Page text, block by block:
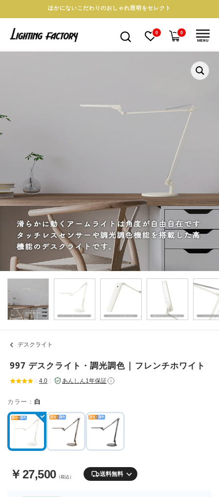
ほかにないこだわりのおしゃれ照明をセレクト
0 0
MENU
デスクライト
997 デスクライト・調光調色 | フレンチホワイト
4.0 あんしん1年保証 i
カラー： 白
￥ 27,500（税込） 送料無料